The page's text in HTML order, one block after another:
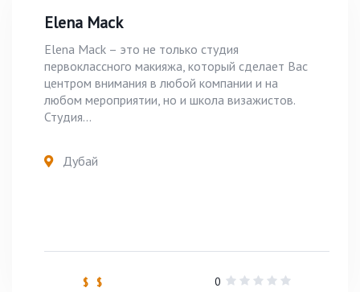
Elena Mack
Elena Mack – это не только студия
первоклассного макияжа, который сделает Вас
центром внимания в любой компании и на
любом мероприятии, но и школа визажистов.
Студия...
Дубай
$ $ 0